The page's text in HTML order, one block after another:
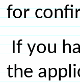
for
If you
the